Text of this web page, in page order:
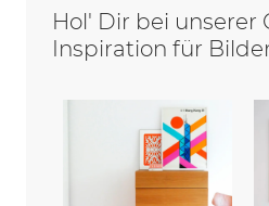
Hol' Dir bei unserer
Inspiration für